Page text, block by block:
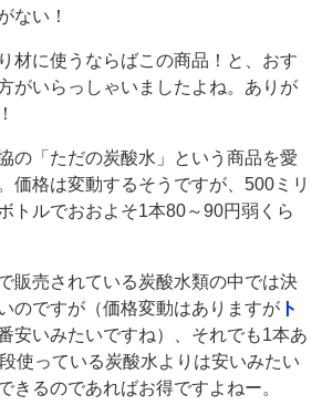
ない！
材に使うならばこの商品！と、おす
がいらっしゃいましたよね。ありが
の「ただの炭酸水」という商品を愛
価格は変動するそうですが、500ミリ
トルでおおよそ1本80～90円弱くら
販売されている炭酸水類の中では決
のですが（価格変動はありますが ト
安いみたいですね）、それでも1本あ
使っている炭酸水よりは安いみたい
きるのであればお得ですよねー。